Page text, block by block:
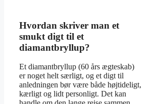
Hvordan skriver man et
smukt digt til et
diamantbryllup?
Et diamantbryllup (60 års ægteskab)
er noget helt særligt, og et digt til
anledningen bør være både højtideligt,
kærligt og lidt personligt. Det kan